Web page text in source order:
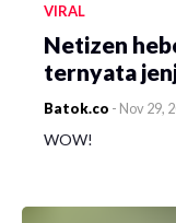
VIRAL
Netizen
ternyata
Batok.co - Nov 29,
WOW!